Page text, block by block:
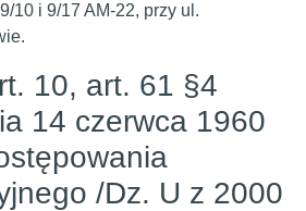
10 i 9/17 AM-22, przy ul.
10, art. 61 §4
14 czerwca 1960
/Dz. U z 2000